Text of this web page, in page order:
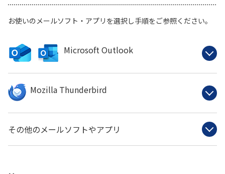
お使いのメールソフト・アプリを選択し手順をご参照ください。
Microsoft Outlook
Mozilla Thunderbird
その他のメールソフトやアプリ